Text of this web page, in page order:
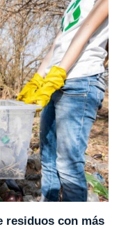
residuos con más